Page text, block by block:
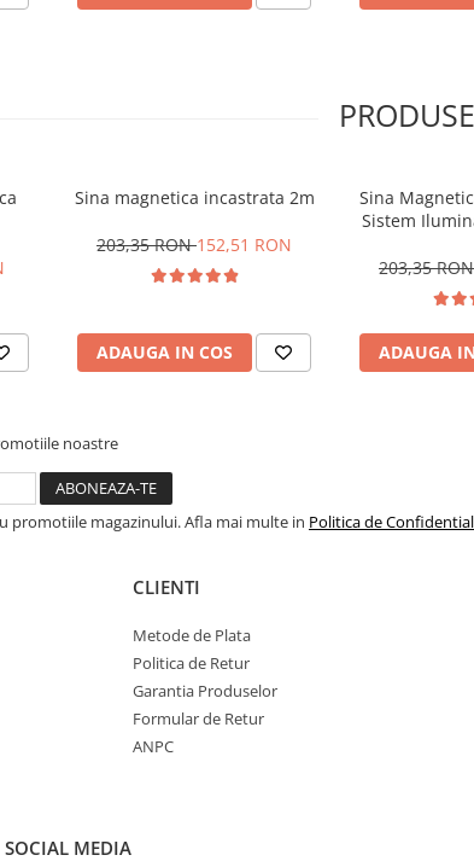
Sina magnetica incastrata 2m
203,35 RON152,51 RON
ADAUGA IN COS
Sina
Sistem
203,35
ADAUGA
noastre
promotiile magazinului. Afla mai multe in Politica de
CLIENTI
Metode de Plata
Politica de Retur
Garantia Produselor
Formular de Retur
ANPC
SOCIAL MEDIA